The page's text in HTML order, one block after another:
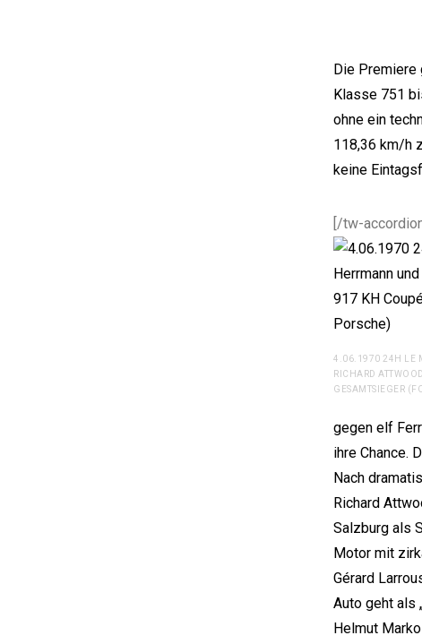
Die Premiere
Klasse 751
ohne ein
118,36 km/h
keine
[/tw-
4.06.1970 24H LE
RICHARD
GESAMTSIEGER
gegen elf
ihre Chance.
Nach
Richard
Salzburg als
Motor mit
Gérard
Auto geht als
Helmut